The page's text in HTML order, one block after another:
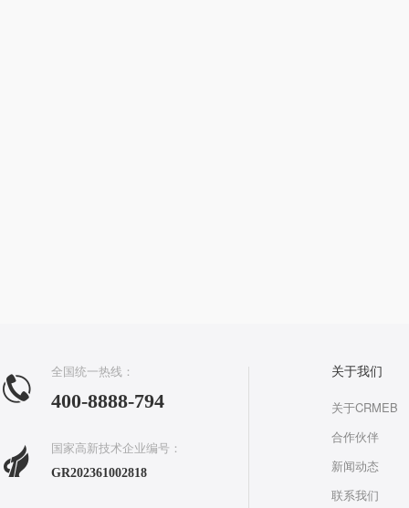
全国统一热线：
400-8888-794
国家高新技术企业编号：
GR202361002818
关于我们
关于CRMEB
合作伙伴
新闻动态
联系我们